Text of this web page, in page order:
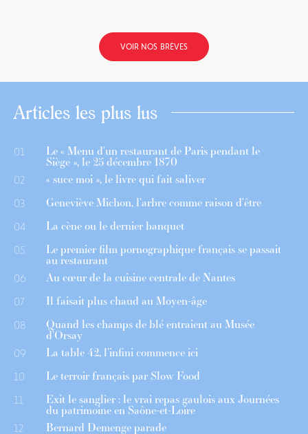
VOIR NOS BRÈVES
Articles les plus lus
01 Le « Menu d’un restaurant de Paris pendant le
Siège », le 25 décembre 1870
02 « suce moi », le livre qui fait saliver
03 Geneviève Michon, l’arbre comme raison d’être
04 La cène ou le dernier banquet
05 Le premier film pornographique français se passait
au restaurant
06 Au cœur de la cuisine centrale de Nantes
07 Il faisait plus chaud au Moyen-âge
08 Quand les champs de blé entraient au Musée
d’Orsay
09 La table 42, l’infini commence ici
10 Le terroir français par Slow Food
11 Exit le sanglier : le vrai repas gaulois aux Journées
du patrimoine en Saône-et-Loire
12 Bernard Demenge parade